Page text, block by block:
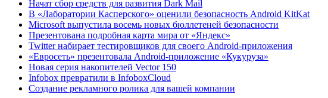
Начат сбор средств для развития Dark Mail
В «Лаборатории Касперского» оценили безопасность Android KitKat
Microsoft выпустила восемь новых бюллетеней безопасности
Презентована подробная карта мира от «Яндекс»
Twitter набирает тестировщиков для своего Android-приложения
«Евросеть» презентовала Android-приложение «Кукуруза»
Новая серия накопителей Vector 150
Infobox превратили в InfoboxCloud
Создание рекламного ролика для вашей компании